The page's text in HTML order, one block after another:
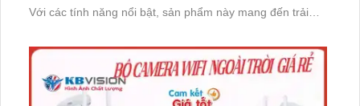
Với các tính năng nổi bật, sản phẩm này mang đến trải
Sản phẩm được trang bị công nghệ tiên tiến như micro
chất lượng cao, công suất lớn, khả năng giảm nhiễu tốt và
khả năng tái tạo âm thanh chính xác